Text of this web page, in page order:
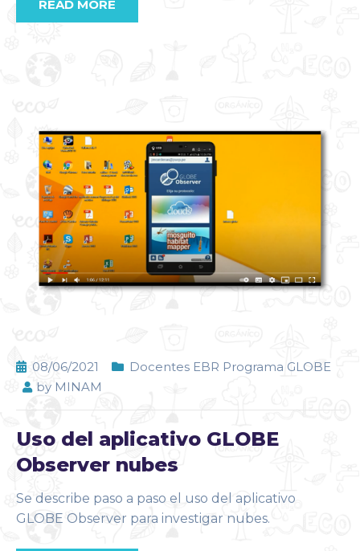
READ MORE
08/06/2021
Docentes EBR Programa GLOBE
by MINAM
Uso del aplicativo GLOBE
Observer nubes
Se describe paso a paso el uso del aplicativo
GLOBE Observer para investigar nubes.